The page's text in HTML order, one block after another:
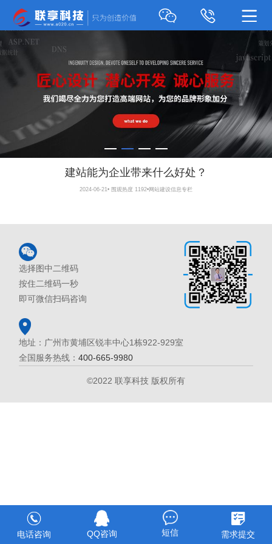
建站能为企业带来什么好处？
2024-06-21• 围观热度 1192•网站建设信息专栏
选择图中二维码
按住二维码一秒
即可微信扫码咨询
地址：广州市黄埔区锐丰中心1栋922-929室
全国服务热线： 400-665-9980
©2022 联享科技 版权所有
电话咨询 QQ咨询 短信 需求提交